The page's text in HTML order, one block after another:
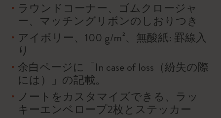
ラウンドコーナー、ゴムクロージャ
ー、マッチングリボンのしおりつき
アイボリー、100 g/m²、無酸紙: 罫線入
り
余白ページに「In case of loss（紛失の際
には）」の記載。
ノートをカスタマイズできる、ラッ
キーエンベロープ2枚とステッカー